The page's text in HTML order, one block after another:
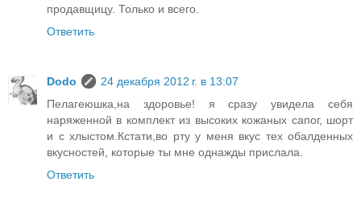
продавщицу. Только и всего.
Ответить
Dodo
24 декабря 2012 г. в 13:07
Пелагеюшка,на здоровье! я сразу увидела себя
наряженной в комплект из высоких кожаных сапог, шорт
и с хлыстом.Кстати,во рту у меня вкус тех обалденных
вкусностей, которые ты мне однажды прислала.
Ответить